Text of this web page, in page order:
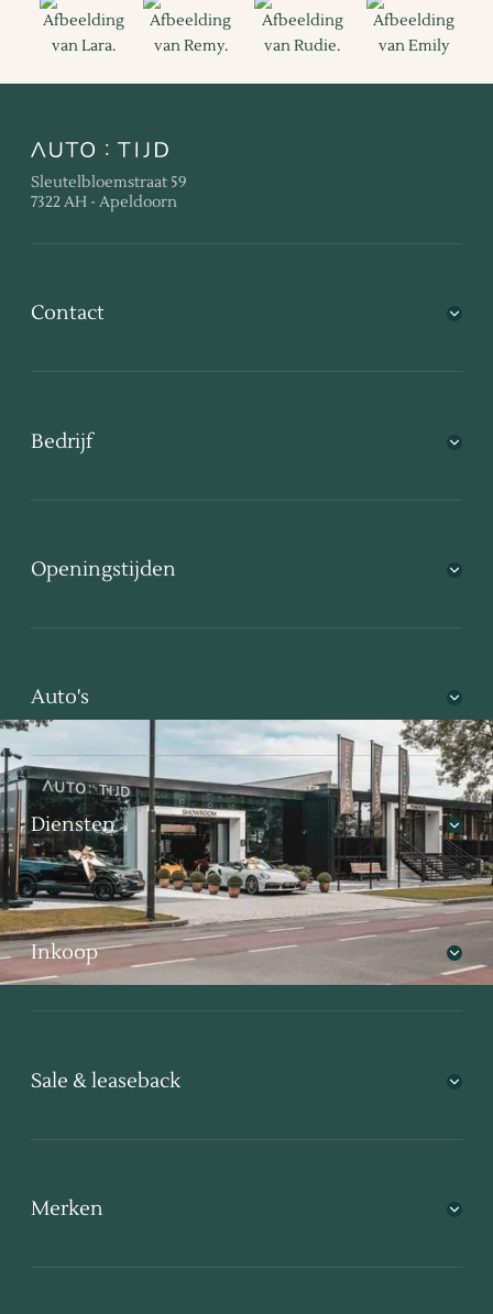
Sleutelbloemstraat 59
7322 AH - Apeldoorn
Contact
Bedrijf
Openingstijden
Auto's
Diensten
Inkoop
Sale & leaseback
Merken